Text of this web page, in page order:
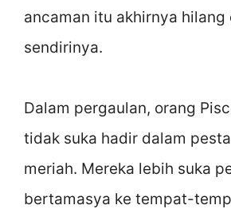
ancaman itu akhirnya hilang
sendirinya.
Dalam pergaulan, orang
tidak suka hadir dalam
meriah. Mereka lebih suka
bertamasya ke tempat-